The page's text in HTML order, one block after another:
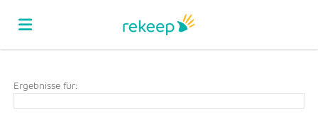
Ergebnisse für: